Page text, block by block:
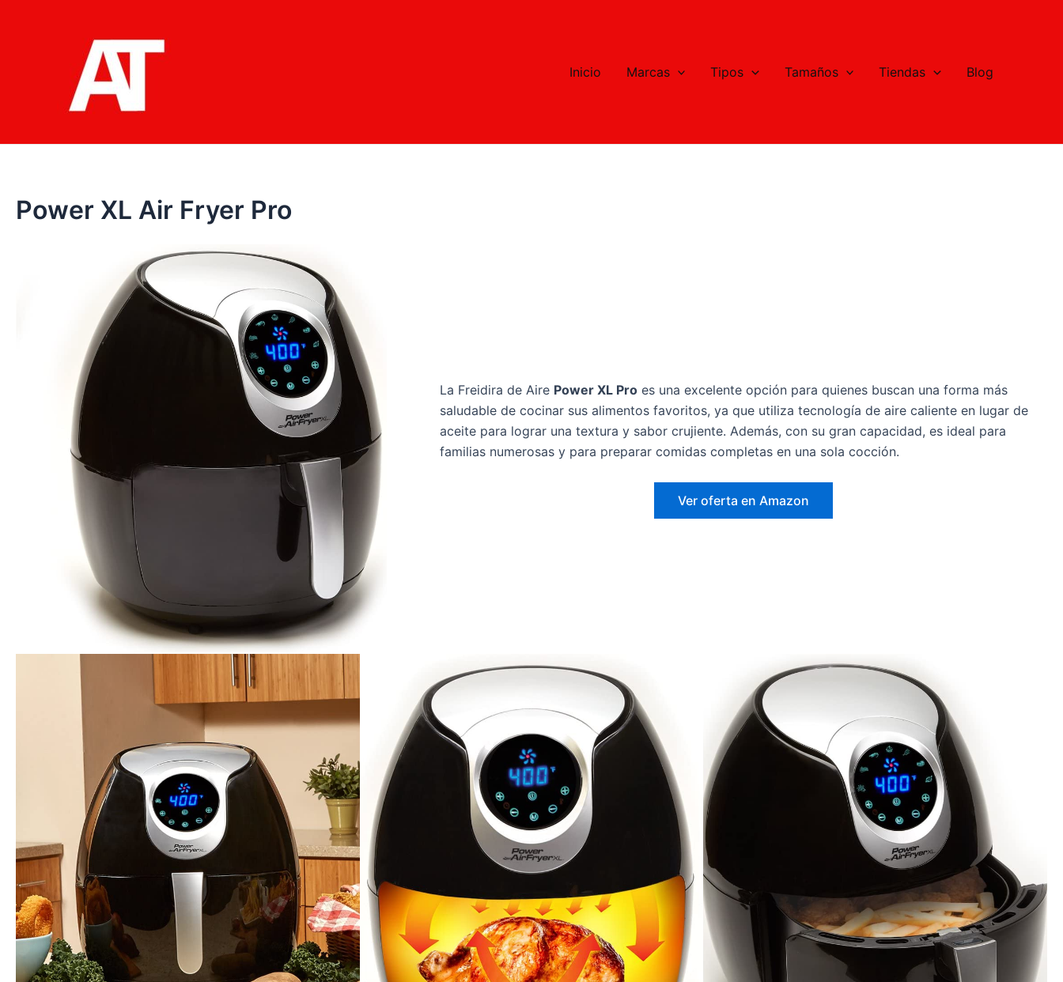
Inicio
Marcas Tipos Tamaños Tiendas Blog
Power XL Air Fryer Pro
La Freidira de Aire Power XL Pro es una excelente opción para quienes buscan una forma más
saludable de cocinar sus alimentos favoritos, ya que utiliza tecnología de aire caliente en lugar de
aceite para lograr una textura y sabor crujiente. Además, con su gran capacidad, es ideal para
familias numerosas y para preparar comidas completas en una sola cocción.
Ver oferta en Amazon